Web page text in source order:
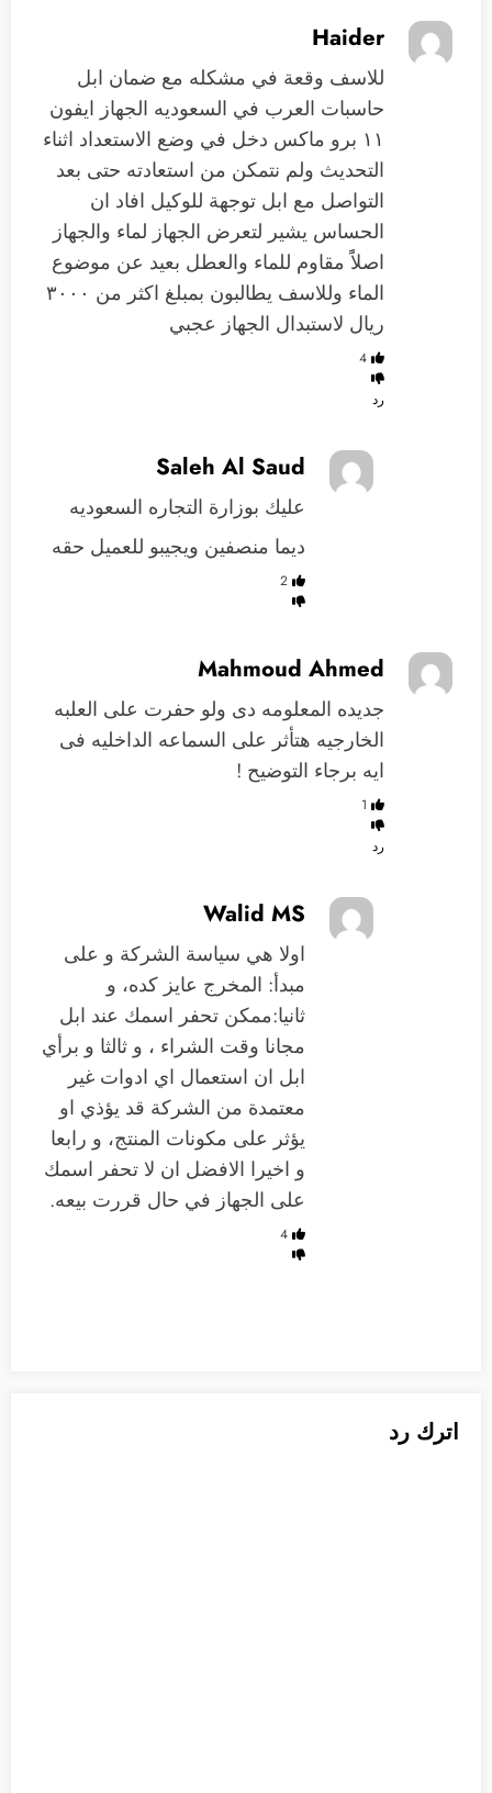
Haider
للاسف وقعة في مشكله مع ضمان ابل
حاسبات العرب في السعوديه الجهاز ايفون
١١ برو ماكس دخل في وضع الاستعداد اثناء
التحديث ولم نتمكن من استعادته حتى بعد
التواصل مع ابل توجهة للوكيل افاد ان
الحساس يشير لتعرض الجهاز لماء والجهاز
اصلاًً مقاوم للماء والعطل بعيد عن موضوع
الماء وللاسف يطالبون بمبلغ اكثر من ٣٠٠٠
ريال لاستبدال الجهاز عجبي
4
رد
Saleh Al Saud
عليك بوزارة التجاره السعوديه
ديما منصفين ويجيبو للعميل حقه
2
Mahmoud Ahmed
جديده المعلومه دى ولو حفرت على العلبه
الخارجيه هتأثر على السماعه الداخليه فى
ايه برجاء التوضيح !
1
رد
Walid MS
اولا هي سياسة الشركة و على
مبدأ: المخرج عايز كده، و
ثانيا:ممكن تحفر اسمك عند ابل
مجانا وقت الشراء ، و ثالثا و برأي
ابل ان استعمال اي ادوات غير
معتمدة من الشركة قد يؤذي او
يؤثر على مكونات المنتج، و رابعا
و اخيرا الافضل ان لا تحفر اسمك
على الجهاز في حال قررت بيعه.
4
اترك رد